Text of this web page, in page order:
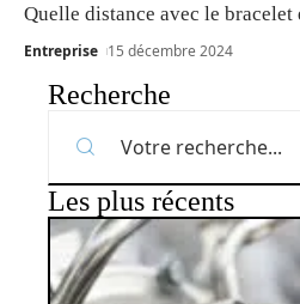
Quelle distance avec le bracelet
Entreprise 15 décembre 2024
Recherche
Les plus récents